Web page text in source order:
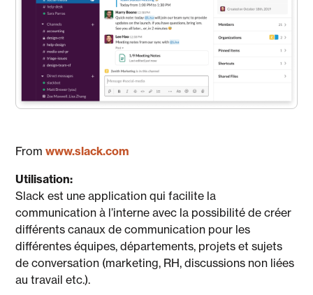
Fromwww.slack.com
Utilisation:
Slack est une application qui facilite la
communication à l’interne avec la possibilité de créer
différents canaux de communication pour les
différentes équipes, départements, projets et sujets
de conversation (marketing, RH, discussions non liées
au travail etc.).